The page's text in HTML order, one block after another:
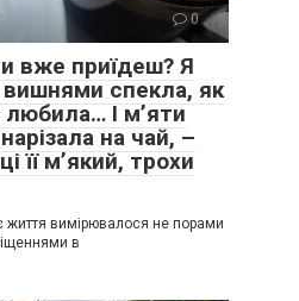
0
вже приїдеш? Я
вишнями спекла, як
І м’яти
на чай, –
її м’який, трохи
життя вимірювалося не порами
в